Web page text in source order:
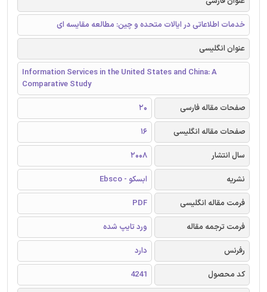
خدمات اطلاعاتی در ایالات متحده و چین: مطالعه مقایسه ای
عنوان انگلیسی
Information Services in the United States and China: A
Comparative Study
صفحات مقاله فارسی
20
صفحات مقاله انگلیسی
16
سال انتشار
2008
نشریه
ابسکو - Ebsco
فرمت مقاله انگلیسی
PDF
فرمت ترجمه مقاله
ورد تایپ شده
رفرنس
دارد
کد محصول
4241